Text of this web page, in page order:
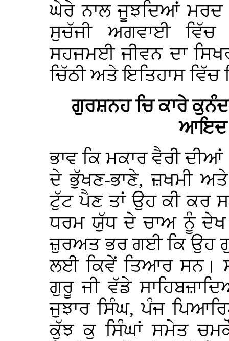
ਘੇਰੇ ਨਾਲ ਜੂਝਦਿਆਂ ਮਰਦ
ਸੁਚੱਜੀ ਅਗਵਾਈ ਵਿੱਚ
ਸਹਜਮਈ ਜੀਵਨ ਦਾ
ਚਿੱਠੀ ਅਤੇ ਇਤਿਹਾਸ ਵਿੱਚ
ਗੁਰਸ਼ਨਹ ਚਿ ਕਾਰੇ
ਆਇਦ
ਭਾਵ ਕਿ ਮਕਾਰ ਵੈਰੀ
ਦੇ ਭੁੱਖਣ-ਭਾਣੇ, ਜ਼ਖਮੀ
ਟੁੱਟ ਪੈਣ ਤਾਂ ਉਹ ਕੀ ਕਰ
ਧਰਮ ਯੁੱਧ ਦੇ ਚਾਅ ਨੂੰ ਦੇਖ
ਜ਼ੁਰਅਤ ਭਰ ਗਈ ਕਿ ਉਹ
ਲਈ ਕਿਵੇਂ ਤਿਆਰ ਸਨ।
ਗੁਰੂ ਜੀ ਵੱਡੇ
ਜੁਝਾਰ ਸਿੰਘ, ਪੰਜ
ਕੁੱਝ ਕੁ ਸਿੰਘਾਂ ਸਮੇਤ